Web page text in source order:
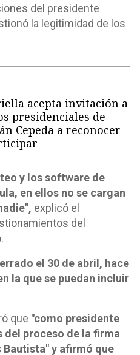
del presidente
la legitimidad de los
acepta invitación a
presidenciales de
Cepeda a reconocer
y los software de
en ellos no se cargan
explicó el
del
el 30 de abril, hace
la que se puedan incluir
que "como presidente
proceso de la firma
y afirmó que